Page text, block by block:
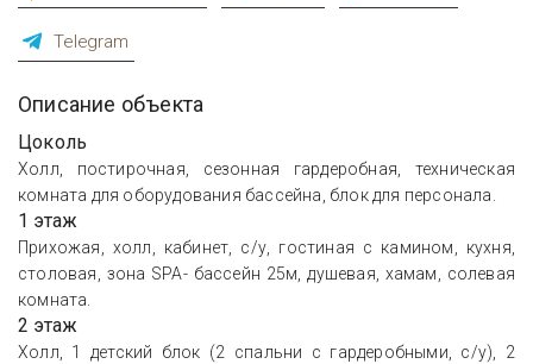
Telegram
Описание объекта
Цоколь
Холл, постирочная, сезонная гардеробная, техническая
комната для оборудования бассейна, блок для персонала.
1 этаж
Прихожая, холл, кабинет, с/у, гостиная с камином, кухня,
столовая, зона SPA- бассейн 25м, душевая, хамам, солевая
комната.
2 этаж
Холл, 1 детский блок (2 спальни с гардеробными, с/у), 2